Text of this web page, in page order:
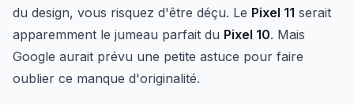
du design, vous risquez d'être déçu. Le Pixel 11 serait
apparemment le jumeau parfait du Pixel 10. Mais
Google aurait prévu une petite astuce pour faire
oublier ce manque d'originalité.